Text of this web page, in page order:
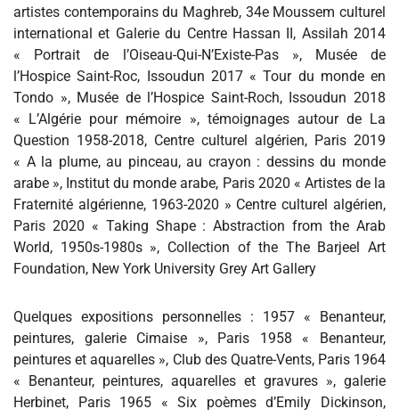
artistes contemporains du Maghreb, 34e Moussem culturel
international et Galerie du Centre Hassan II, Assilah 2014
« Portrait de l’Oiseau-Qui-N’Existe-Pas », Musée de
l’Hospice Saint-Roc, Issoudun 2017 « Tour du monde en
Tondo », Musée de l’Hospice Saint-Roch, Issoudun 2018
« L’Algérie pour mémoire », témoignages autour de La
Question 1958-2018, Centre culturel algérien, Paris 2019
« A la plume, au pinceau, au crayon : dessins du monde
arabe », Institut du monde arabe, Paris 2020 « Artistes de la
Fraternité algérienne, 1963-2020 » Centre culturel algérien,
Paris 2020 « Taking Shape : Abstraction from the Arab
World, 1950s-1980s », Collection of the The Barjeel Art
Foundation, New York University Grey Art Gallery
Quelques expositions personnelles : 1957 « Benanteur,
peintures, galerie Cimaise », Paris 1958 « Benanteur,
peintures et aquarelles », Club des Quatre-Vents, Paris 1964
« Benanteur, peintures, aquarelles et gravures », galerie
Herbinet, Paris 1965 « Six poèmes d’Emily Dickinson,